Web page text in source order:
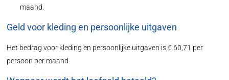
maand.
Geld voor kleding en persoonlijke uitgaven
Het bedrag voor kleding en persoonlijke uitgaven is € 60,71 per
persoon per maand.